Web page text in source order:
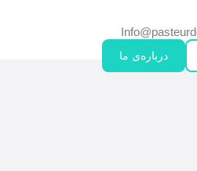
درباره‌ی ما